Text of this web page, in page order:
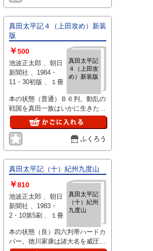
真田太平記４（上田攻め）新装
版
真田太平記
４（上田攻
め）新装版
￥500
池波正太郎 、朝日
新聞社 、1984・
11・30初版 、１冊
本の状態（普通）Ｂ６判。動乱の
戦国を真田一族はいかに生きた
か。父子二代にわたる真田家のド
ラマを忍者の活躍をを配し関ヶ原
合戦大坂の陣などを舞台にふくろう
真田太平記（十）紀州九度山
真田太平記
（十）紀州
九度山
￥810
池波正太郎 、朝日
新聞社 、1983・
2・10第5刷 、１冊
本の状態（良）四六判帯ハードカ
バー。徳川家康は諸大名を威圧し